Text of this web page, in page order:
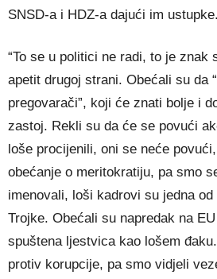
SNSD-a i HDZ-a dajući im ustupke.
“To se u politici ne radi, to je znak
apetit drugoj strani. Obećali su da
pregovarači”, koji će znati bolje i
zastoj. Rekli su da će se povući
loše procijenili, oni se neće
obećanje o meritokratiju, pa smo
imenovali, loši kadrovi su jedna
Trojke. Obećali su napredak na
spuštena ljestvica kao lošem
protiv korupcije, pa smo vidjeli